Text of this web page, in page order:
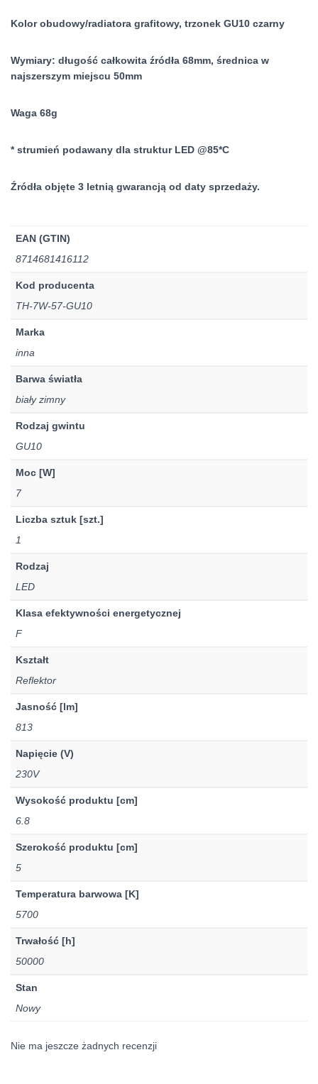
Kolor obudowy/radiatora grafitowy, trzonek GU10 czarny
Wymiary: długość całkowita źródła 68mm, średnica w
najszerszym miejscu 50mm
Waga 68g
* strumień podawany dla struktur LED @85*C
Źródła objęte 3 letnią gwarancją od daty sprzedaży.
EAN (GTIN)
8714681416112
Kod producenta
TH-7W-57-GU10
Marka
inna
Barwa światła
biały zimny
Rodzaj gwintu
GU10
Moc [W]
7
Liczba sztuk [szt.]
1
Rodzaj
LED
Klasa efektywności energetycznej
F
Kształt
Reflektor
Jasność [lm]
813
Napięcie (V)
230V
Wysokość produktu [cm]
6.8
Szerokość produktu [cm]
5
Temperatura barwowa [K]
5700
Trwałość [h]
50000
Stan
Nowy
Nie ma jeszcze żadnych recenzji